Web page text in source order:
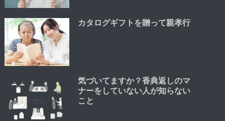
カタログギフトを贈って親孝行
気づいてますか？香典返しのマ
ナーをしていない人が知らない
こと